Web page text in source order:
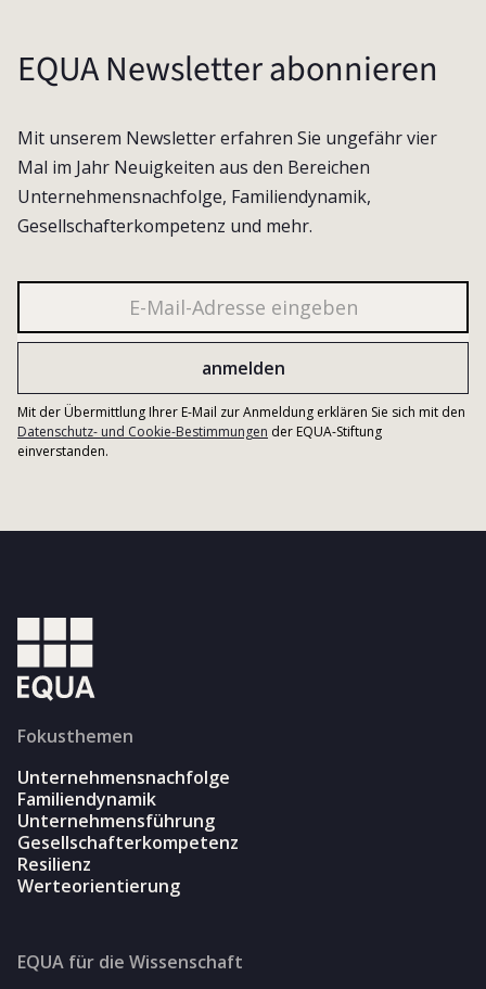
EQUA Newsletter abonnieren
Mit unserem Newsletter erfahren Sie ungefähr vier
Mal im Jahr Neuigkeiten aus den Bereichen
Unternehmensnachfolge, Familiendynamik,
Gesellschafterkompetenz und mehr.
Mit der Übermittlung Ihrer E-Mail zur Anmeldung erklären Sie sich mit den
Datenschutz- und Cookie-Bestimmungen der EQUA-Stiftung
einverstanden.
Fokusthemen
Unternehmensnachfolge
Familiendynamik
Unternehmensführung
Gesellschafterkompetenz
Resilienz
Werteorientierung
EQUA für die Wissenschaft